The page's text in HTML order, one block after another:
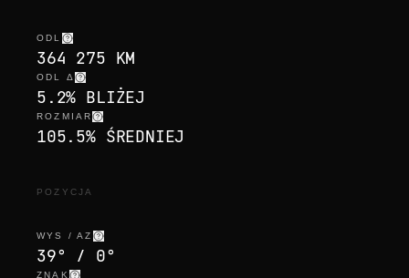
ODL
364 275 KM
ODL Δ
5.2% BLIŻEJ
ROZMIAR
105.5% ŚREDNIEJ
POZYCJA
WYS / AZ
39° / 0°
ZNAK